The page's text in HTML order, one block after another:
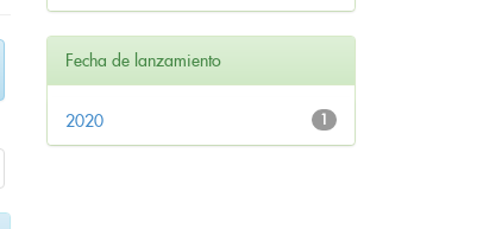
Fecha de lanzamiento
1
2020